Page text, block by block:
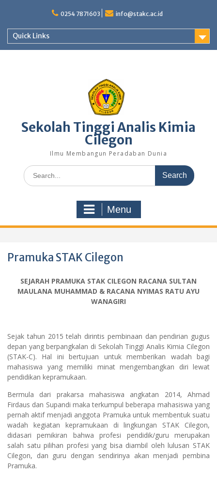
0254 7871603 info@stakc.ac.id
Quick Links
Sekolah Tinggi Analis Kimia
Cilegon
Ilmu Membangun Peradaban Dunia
Search
for:
Menu
Pramuka STAK Cilegon
SEJARAH PRAMUKA STAK CILEGON RACANA SULTAN
MAULANA MUHAMMAD & RACANA NYIMAS RATU AYU
WANAGIRI
Sejak tahun 2015 telah dirintis pembinaan dan pendirian gugus
depan yang berpangkalan di Sekolah Tinggi Analis Kimia Cilegon
(STAK-C). Hal ini bertujuan untuk memberikan wadah bagi
mahasiswa yang memiliki minat mengembangkan diri lewat
pendidikan kepramukaan.
Bermula dari prakarsa mahasiswa angkatan 2014, Ahmad
Firdaus dan Supandi maka terkumpul beberapa mahasiswa yang
pernah aktif menjadi anggota Pramuka untuk membentuk suatu
wadah kegiatan kepramukaan di lingkungan STAK Cilegon,
didasari pemikiran bahwa profesi pendidik/guru merupakan
salah satu pilihan profesi yang bisa diambil oleh lulusan STAK
Cilegon, dan guru dengan sendirinya akan menjadi pembina
Pramuka.